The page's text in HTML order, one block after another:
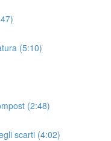
(5:10)
(2:48)
scarti (4:02)